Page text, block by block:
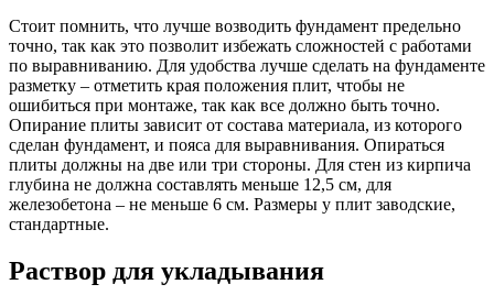
Стоит помнить, что лучше возводить фундамент предельно
точно, так как это позволит избежать сложностей с работами
по выравниванию. Для удобства лучше сделать на фундаменте
разметку – отметить края положения плит, чтобы не
ошибиться при монтаже, так как все должно быть точно.
Опирание плиты зависит от состава материала, из которого
сделан фундамент, и пояса для выравнивания. Опираться
плиты должны на две или три стороны. Для стен из кирпича
глубина не должна составлять меньше 12,5 см, для
железобетона – не меньше 6 см. Размеры у плит заводские,
стандартные.
Раствор для укладывания